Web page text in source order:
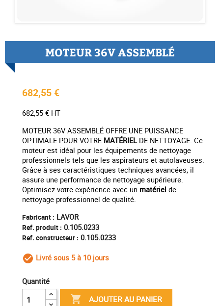
MOTEUR 36V ASSEMBLÉ
682,55 €
682,55 € HT
MOTEUR 36V ASSEMBLÉ OFFRE UNE PUISSANCE
OPTIMALE POUR VOTRE MATÉRIELDE NETTOYAGE. Ce
moteur est idéal pour les équipements de nettoyage
professionnels tels que les aspirateurs et autolaveuses.
Grâce à ses caractéristiques techniques avancées, il
assure une performance de nettoyage supérieure.
Optimisez votre expérience avec un matériel de
nettoyage professionnel de qualité.
Fabricant : LAVOR
Ref. produit : 0.105.0233
Ref. constructeur : 0.105.0233
check_circle_outline
Livré sous 5 à 10 jours
Quantité
 AJOUTER AU PANIER